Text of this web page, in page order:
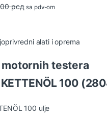
рсд sa pdv-om
alati i oprema
motornih testera
KETTENÖL 100